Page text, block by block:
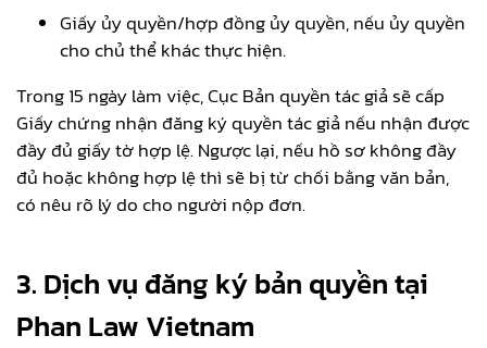
Giấy ủy quyền/hợp đồng ủy quyền, nếu ủy quyền
cho chủ thể khác thực hiện.
Trong 15 ngày làm việc, Cục Bản quyền tác giả sẽ cấp
Giấy chứng nhận đăng ký quyền tác giả nếu nhận được
đầy đủ giấy tờ hợp lệ. Ngược lại, nếu hồ sơ không đầy
đủ hoặc không hợp lệ thì sẽ bị từ chối bằng văn bản,
có nêu rõ lý do cho người nộp đơn.
3. Dịch vụ đăng ký bản quyền tại
Phan Law Vietnam